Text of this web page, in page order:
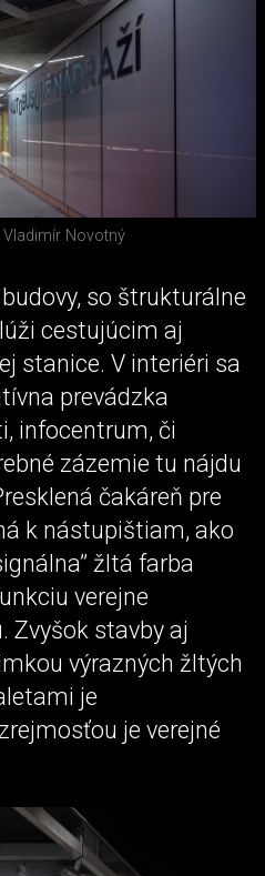
Vladimír Novotný
so štrukturálne
cestujúcim aj
stanice. V interiéri sa
prevádzka
infocentrum, či
zázemie tu nájdu
čakáreň pre
k nástupištiam, ako
žltá farba
verejne
Zvyšok stavby aj
výrazných žltých
je
je verejné